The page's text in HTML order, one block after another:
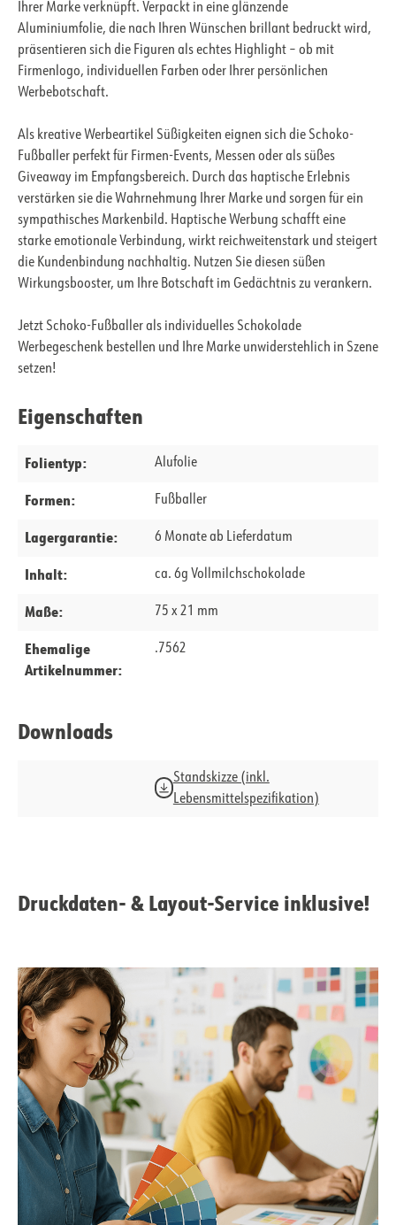
Ihrer Marke verknüpft. Verpackt in eine glänzende
Aluminiumfolie, die nach Ihren Wünschen brillant bedruckt wird,
präsentieren sich die Figuren als echtes Highlight – ob mit
Firmenlogo, individuellen Farben oder Ihrer persönlichen
Werbebotschaft.
Als kreative Werbeartikel Süßigkeiten eignen sich die Schoko-
Fußballer perfekt für Firmen-Events, Messen oder als süßes
Giveaway im Empfangsbereich. Durch das haptische Erlebnis
verstärken sie die Wahrnehmung Ihrer Marke und sorgen für ein
sympathisches Markenbild. Haptische Werbung schafft eine
starke emotionale Verbindung, wirkt reichweitenstark und steigert
die Kundenbindung nachhaltig. Nutzen Sie diesen süßen
Wirkungsbooster, um Ihre Botschaft im Gedächtnis zu verankern.
Jetzt Schoko-Fußballer als individuelles Schokolade
Werbegeschenk bestellen und Ihre Marke unwiderstehlich in Szene
setzen!
Eigenschaften
Folientyp: Alufolie
Formen: Fußballer
Lagergarantie: 6 Monate ab Lieferdatum
Inhalt: ca. 6g Vollmilchschokolade
Maße: 75 x 21 mm
Ehemalige
Artikelnummer:
.7562
Downloads
Standskizze (inkl.
Lebensmittelspezifikation)
Druckdaten- & Layout-Service inklusive!